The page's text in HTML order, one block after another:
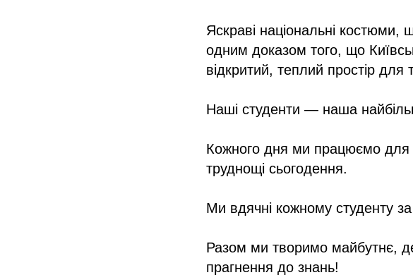
Яскраві національні
одним доказом того, що
відкритий, теплий простір для
Наші студенти — наша
Кожного дня ми працюємо для
труднощі сьогодення.
Ми вдячні кожному студенту
Разом ми творимо майбутнє,
прагнення до знань!